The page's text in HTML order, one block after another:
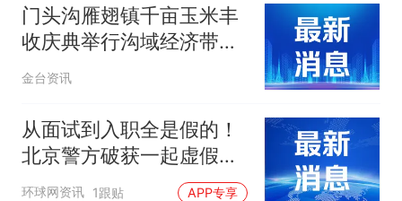
门头沟雁翅镇千亩玉米丰
收庆典举行沟域经济带动
深山农业发展
金台资讯
从面试到入职全是假的！
北京警方破获一起虚假招
工诈骗案
环球网资讯 1跟贴 APP专享